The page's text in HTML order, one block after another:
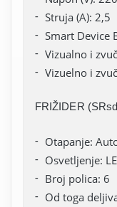
Struja (A): 2,5
Smart Device
Vizualno i
Vizuelno i
FRIŽIDER
Otapanje:
Osvetljenje:
Broj polica: 6
Od toga